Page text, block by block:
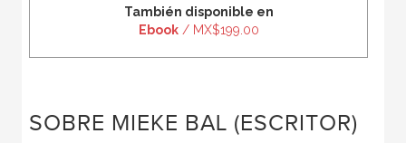
También disponible en
Ebook/ MX$199.00
SOBRE MIEKE BAL (ESCRITOR)